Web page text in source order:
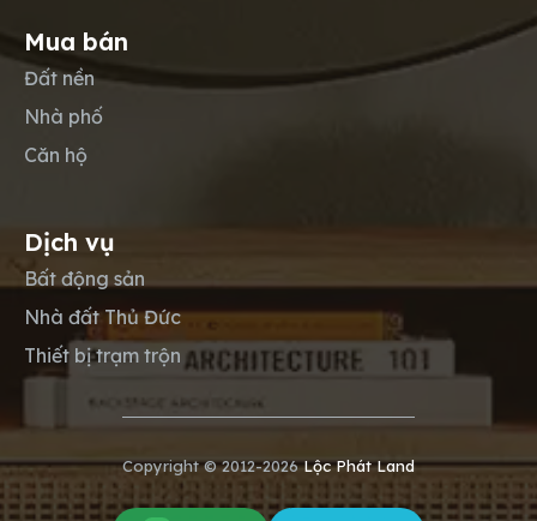
Mua bán
Đất nền
Nhà phố
Căn hộ
Dịch vụ
Bất động sản
Nhà đất Thủ Đức
Thiết bị trạm trộn
Copyright © 2012-2026Lộc Phát Land